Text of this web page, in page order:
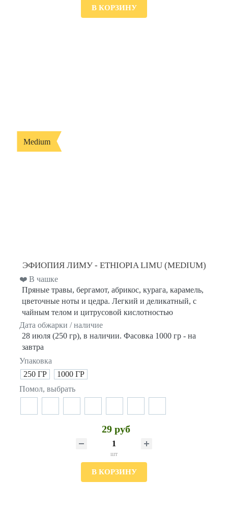
В КОРЗИНУ
Medium
ЭФИОПИЯ ЛИМУ - ETHIOPIA LIMU (MEDIUM)
❤️ В чашке
Пряные травы, бергамот, абрикос, курага, карамель,
цветочные ноты и цедра. Легкий и деликатный, с
чайным телом и цитрусовой кислотностью
Дата обжарки / наличие
28 июля (250 гр), в наличии. Фасовка 1000 гр - на
завтра
Упаковка
250 ГР
1000 ГР
Помол, выбрать
29 руб
шт
В КОРЗИНУ